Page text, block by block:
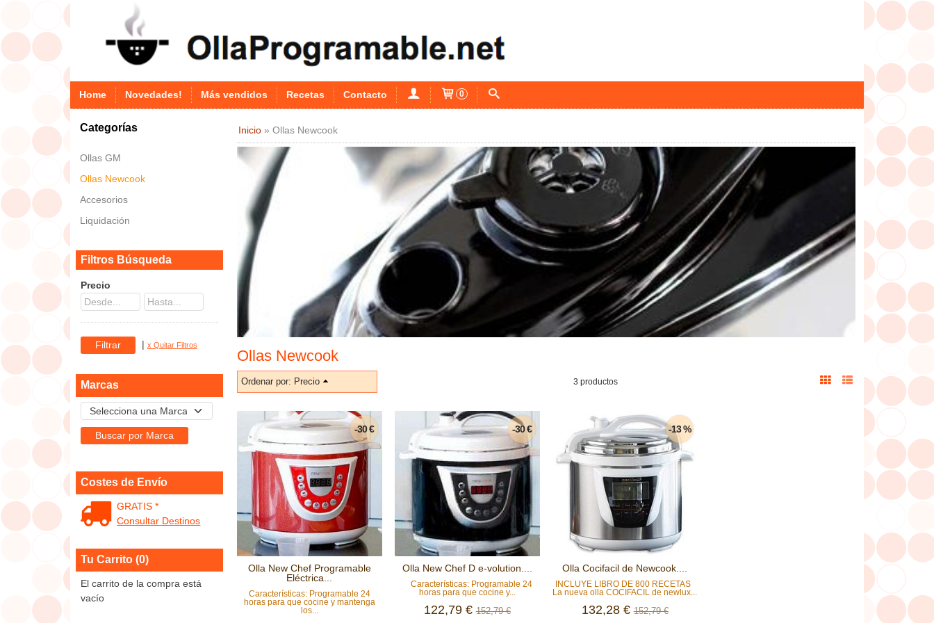
Home Novedades! Más vendidos Recetas Contacto 0
Categorías
Ollas GM
Ollas Newcook
Accesorios
Liquidación
Filtros Búsqueda
Precio
| x Quitar Filtros
Marcas
Costes de Envío
GRATIS *
Consultar Destinos
Tu Carrito (0)
El carrito de la compra está
vacío
Inicio» Ollas Newcook
Ollas Newcook
Ordenar por: Precio 3 productos
-30 €
Olla New Chef Programable
Eléctrica...
Características: Programable 24
horas para que cocine y mantenga
los...
-30 €
Olla New Chef D e-volution....
Características: Programable 24
horas para que cocine y...
122,79 €152,79 €
-13 %
Olla Cocifacil de Newcook....
INCLUYE LIBRO DE 800 RECETAS
La nueva olla COCIFACIL de newlux...
132,28 €152,79 €